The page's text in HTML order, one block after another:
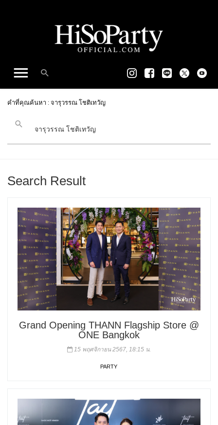
คำที่คุณค้นหา : จารุวรรณ โชติเทวัญ
Search Result
Grand Opening THANN Flagship Store @
ONE Bangkok
15 พฤศจิกายน 2567, 18:15 น.
PARTY